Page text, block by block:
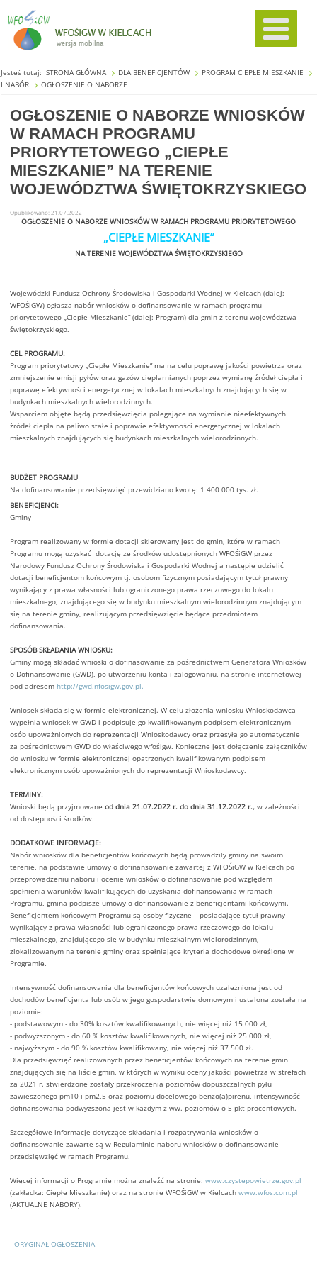
Jesteś tutaj: STRONA GŁÓWNA DLA BENEFICJENTÓW
PROGRAM CIEPŁE MIESZKANIE
I NABÓR
OGŁOSZENIE O NABORZE
OGŁOSZENIE O NABORZE WNIOSKÓW
W RAMACH PROGRAMU
PRIORYTETOWEGO „CIEPŁE
MIESZKANIE” NA TERENIE
WOJEWÓDZTWA ŚWIĘTOKRZYSKIEGO
Opublikowano: 21.07.2022
OGŁOSZENIE O NABORZE WNIOSKÓW W RAMACH PROGRAMU PRIORYTETOWEGO
„CIEPŁE MIESZKANIE”
NA TERENIE WOJEWÓDZTWA ŚWIĘTOKRZYSKIEGO
Wojewódzki Fundusz Ochrony Środowiska i Gospodarki Wodnej w Kielcach (dalej:
WFOŚiGW) ogłasza nabór wniosków o dofinansowanie w ramach programu
priorytetowego „Ciepłe Mieszkanie” (dalej: Program) dla gmin z terenu województwa
świętokrzyskiego.
CEL PROGRAMU:
Program priorytetowy „Ciepłe Mieszkanie” ma na celu poprawę jakości powietrza oraz
zmniejszenie emisji pyłów oraz gazów cieplarnianych poprzez wymianę źródeł ciepła i
poprawę efektywności energetycznej w lokalach mieszkalnych znajdujących się w
budynkach mieszkalnych wielorodzinnych.
Wsparciem objęte będą przedsięwzięcia polegające na wymianie nieefektywnych
źródeł ciepła na paliwo stałe i poprawie efektywności energetycznej w lokalach
mieszkalnych znajdujących się budynkach mieszkalnych wielorodzinnych.
BUDŻET PROGRAMU
Na dofinansowanie przedsięwzięć przewidziano kwotę: 1 400 000 tys. zł.
BENEFICJENCI:
Gminy
Program realizowany w formie dotacji skierowany jest do gmin, które w ramach
Programu mogą uzyskać dotację ze środków udostępnionych WFOŚiGW przez
Narodowy Fundusz Ochrony Środowiska i Gospodarki Wodnej a następie udzielić
dotacji beneficjentom końcowym tj. osobom fizycznym posiadającym tytuł prawny
wynikający z prawa własności lub ograniczonego prawa rzeczowego do lokalu
mieszkalnego, znajdującego się w budynku mieszkalnym wielorodzinnym znajdującym
się na terenie gminy, realizującym przedsięwzięcie będące przedmiotem
dofinansowania.
SPOSÓB SKŁADANIA WNIOSKU:
Gminy mogą składać wnioski o dofinasowanie za pośrednictwem Generatora Wniosków
o Dofinansowanie (GWD), po utworzeniu konta i zalogowaniu, na stronie internetowej
pod adresem http://gwd.nfosigw.gov.pl.
Wniosek składa się w formie elektronicznej. W celu złożenia wniosku Wnioskodawca
wypełnia wniosek w GWD i podpisuje go kwalifikowanym podpisem elektronicznym
osób upoważnionych do reprezentacji Wnioskodawcy oraz przesyła go automatycznie
za pośrednictwem GWD do właściwego wfośigw. Konieczne jest dołączenie załączników
do wniosku w formie elektronicznej opatrzonych kwalifikowanym podpisem
elektronicznym osób upoważnionych do reprezentacji Wnioskodawcy.
TERMINY:
Wnioski będą przyjmowane od dnia 21.07.2022 r. do dnia 31.12.2022 r., w zależności
od dostępności środków.
DODATKOWE INFORMACJE:
Nabór wniosków dla beneficjentów końcowych będą prowadziły gminy na swoim
terenie, na podstawie umowy o dofinansowanie zawartej z WFOŚiGW w Kielcach po
przeprowadzeniu naboru i ocenie wniosków o dofinansowanie pod względem
spełnienia warunków kwalifikujących do uzyskania dofinansowania w ramach
Programu, gmina podpisze umowy o dofinansowanie z beneficjentami końcowymi.
Beneficjentem końcowym Programu są osoby fizyczne – posiadające tytuł prawny
wynikający z prawa własności lub ograniczonego prawa rzeczowego do lokalu
mieszkalnego, znajdującego się w budynku mieszkalnym wielorodzinnym,
zlokalizowanym na terenie gminy oraz spełniające kryteria dochodowe określone w
Programie.
Intensywność dofinansowania dla beneficjentów końcowych uzależniona jest od
dochodów beneficjenta lub osób w jego gospodarstwie domowym i ustalona została na
poziomie:
- podstawowym - do 30% kosztów kwalifikowanych, nie więcej niż 15 000 zł,
- podwyższonym - do 60 % kosztów kwalifikowanych, nie więcej niż 25 000 zł,
- najwyższym - do 90 % kosztów kwalifikowany, nie więcej niż 37 500 zł.
Dla przedsięwzięć realizowanych przez beneficjentów końcowych na terenie gmin
znajdujących się na liście gmin, w których w wyniku oceny jakości powietrza w strefach
za 2021 r. stwierdzone zostały przekroczenia poziomów dopuszczalnych pyłu
zawieszonego pm10 i pm2,5 oraz poziomu docelowego benzo(a)pirenu, intensywność
dofinansowania podwyższona jest w każdym z ww. poziomów o 5 pkt procentowych.
Szczegółowe informacje dotyczące składania i rozpatrywania wniosków o
dofinansowanie zawarte są w Regulaminie naboru wniosków o dofinansowanie
przedsięwzięć w ramach Programu.
Więcej informacji o Programie można znaleźć na stronie: www.czystepowietrze.gov.pl
(zakładka: Ciepłe Mieszkanie) oraz na stronie WFOŚiGW w Kielcach www.wfos.com.pl
(AKTUALNE NABORY).
- ORYGINAŁ OGŁOSZENIA